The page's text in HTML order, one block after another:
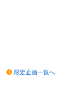
限定企画一覧へ